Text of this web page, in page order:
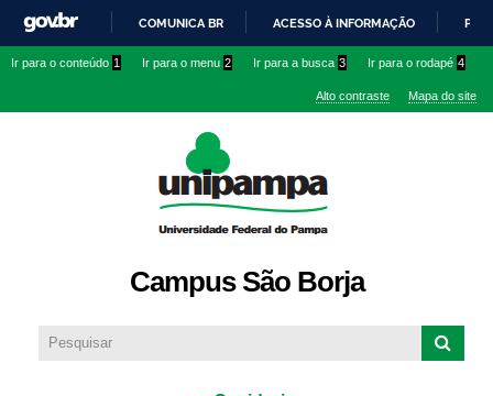
conteúdo
IR
O
COMUNICA BR ACESSO À INFORMAÇÃO
Ir para o conteúdo 1 Ir para o menu 2 Ir para a busca 3 Ir para o rodapé 4
Alto contraste Mapa do site
Campus São Borja